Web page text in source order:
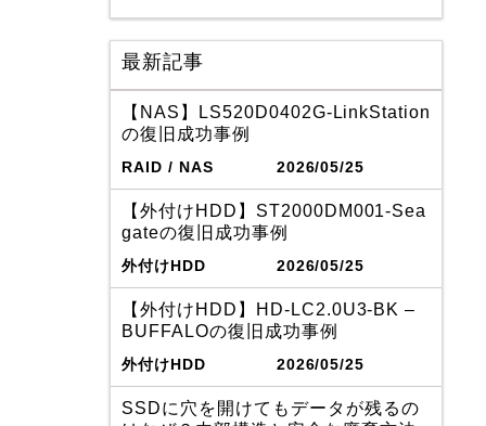
最新記事
【NAS】LS520D0402G-LinkStation
の復旧成功事例
RAID / NAS 2026/05/25
【外付けHDD】ST2000DM001-Sea
gateの復旧成功事例
外付けHDD 2026/05/25
【外付けHDD】HD-LC2.0U3-BK –
BUFFALOの復旧成功事例
外付けHDD 2026/05/25
SSDに穴を開けてもデータが残るの